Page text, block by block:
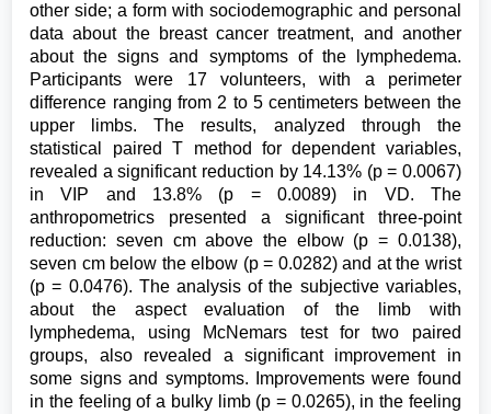
other side; a form with sociodemographic and personal
data about the breast cancer treatment, and another
about the signs and symptoms of the lymphedema.
Participants were 17 volunteers, with a perimeter
difference ranging from 2 to 5 centimeters between the
upper limbs. The results, analyzed through the
statistical paired T method for dependent variables,
revealed a significant reduction by 14.13% (p = 0.0067)
in VIP and 13.8% (p = 0.0089) in VD. The
anthropometrics presented a significant three-point
reduction: seven cm above the elbow (p = 0.0138),
seven cm below the elbow (p = 0.0282) and at the wrist
(p = 0.0476). The analysis of the subjective variables,
about the aspect evaluation of the limb with
lymphedema, using McNemars test for two paired
groups, also revealed a significant improvement in
some signs and symptoms. Improvements were found
in the feeling of a bulky limb (p = 0.0265), in the feeling